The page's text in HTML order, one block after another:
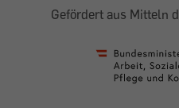
Gefördert aus Mitteln